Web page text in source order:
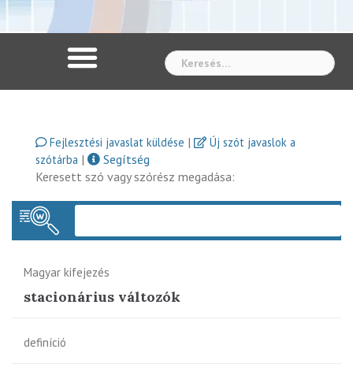
Fejlesztési javaslat küldése |
Új szót javaslok a
szótárba |
Segítség
Keresett szó vagy szórész megadása:
Magyar kifejezés
stacionárius változók
definíció